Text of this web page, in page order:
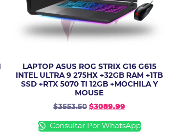
LAPTOP ASUS ROG STRIX G16 G615
INTEL ULTRA 9 275HX +32GB RAM +1TB
SSD +RTX 5070 TI 12GB +MOCHILA Y
MOUSE
$3553.50 $3089.99
Consultar Por WhatsApp